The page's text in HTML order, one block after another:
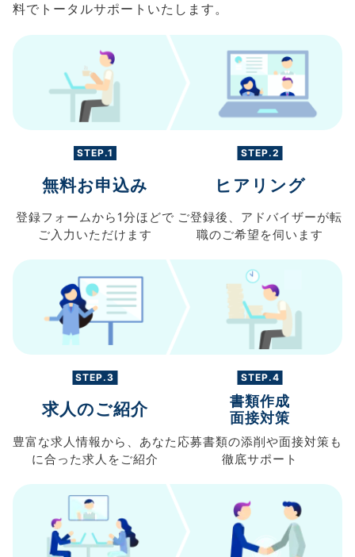
料でトータルサポートいたします。
STEP.1
無料お申込み
登録フォームから 1分ほどで
ご入力 いただけます
STEP.2
ヒアリング
ご登録後、 アドバイザーが転
職のご希望を伺います
STEP.3
求人のご紹介
豊富な求人情報から、 あなた
に合った求人を ご紹介
STEP.4
書類作成
面接対策
応募書類の添削や面接対策も
徹底サポート